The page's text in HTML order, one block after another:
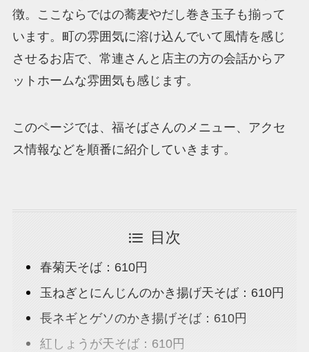
徴。ここならではの蕎麦やだし巻き玉子も揃って
います。町の雰囲気に溶け込んでいて風情を感じ
させるお店で、常連さんと店主の方の会話からア
ットホームな雰囲気も感じます。
このページでは、福そばさんのメニュー、アクセ
ス情報などを順番に紹介していきます。
目次
春菊天そば：610円
玉ねぎとにんじんのかき揚げ天そば：610円
長ネギとゲソのかき揚げそば：610円
紅しょうが天そば：610円